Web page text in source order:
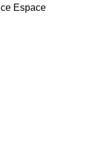
Espace